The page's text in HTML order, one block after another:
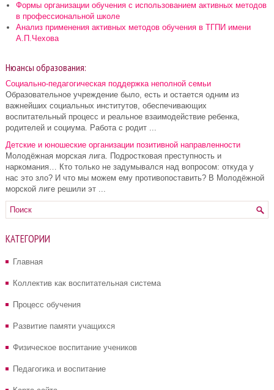
Формы организации обучения с использованием активных методов
в профессиональной школе
Анализ применения активных методов обучения в ТГПИ имени
А.П.Чехова
Нюансы образования:
Социально-педагогическая поддержка неполной семьи
Образовательное учреждение было, есть и остается одним из
важнейших социальных институтов, обеспечивающих
воспитательный процесс и реальное взаимодействие ребенка,
родителей и социума. Работа с родит ...
Детские и юношеские организации позитивной направленности
Молодёжная морская лига. Подростковая преступность и
наркомания… Кто только не задумывался над вопросом: откуда у
нас это зло? И что мы можем ему противопоставить? В Молодёжной
морской лиге решили эт ...
КАТЕГОРИИ
Главная
Коллектив как воспитательная система
Процесс обучения
Развитие памяти учащихся
Физическое воспитание учеников
Педагогика и воспитание